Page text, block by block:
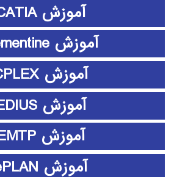
آموزش CATIA
آموزش clementine
آموزش CPLEX
آموزش EDIUS
آموزش EMTP
آموزش ePLAN